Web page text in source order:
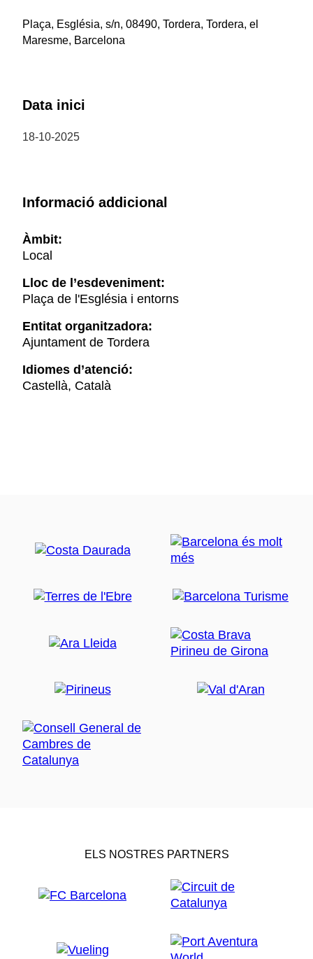
Plaça, Església, s/n, 08490, Tordera, Tordera, el
Maresme, Barcelona
Data inici
18-10-2025
Informació addicional
Àmbit:
Local
Lloc de l’esdeveniment:
Plaça de l'Església i entorns
Entitat organitzadora:
Ajuntament de Tordera
Idiomes d’atenció:
Castellà, Català
ELS NOSTRES PARTNERS